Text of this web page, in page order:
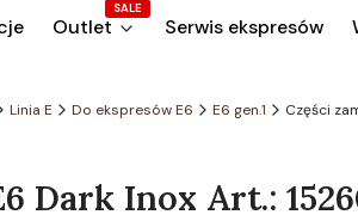
Outlet
SALE
Serwis ekspresów
Linia E Do ekspresów E6 E6 gen.1 Części
Dark Inox Art.: